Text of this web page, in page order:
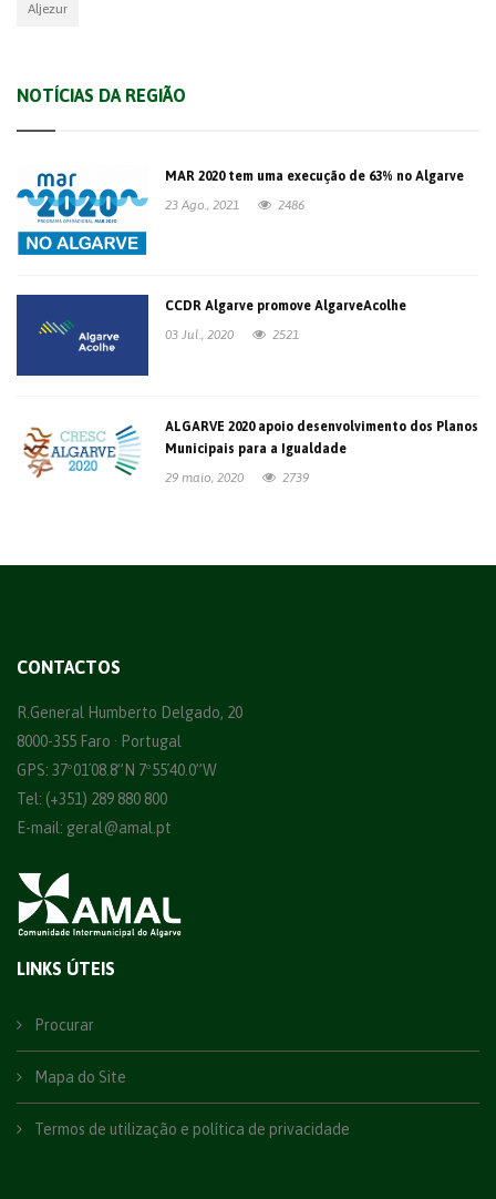
Aljezur
NOTÍCIAS DA REGIÃO
MAR 2020 tem uma execução de 63% no Algarve
23 Ago., 2021
2486
CCDR Algarve promove AlgarveAcolhe
03 Jul., 2020
2521
ALGARVE 2020 apoio desenvolvimento dos Planos
Municipais para a Igualdade
29 maio, 2020
2739
CONTACTOS
R.General Humberto Delgado, 20
8000-355 Faro · Portugal
GPS: 37º01´08.8”N 7º55´40.0”W
Tel: (+351) 289 880 800
E-mail: geral@amal.pt
LINKS ÚTEIS
Procurar
Mapa do Site
Termos de utilização e política de privacidade